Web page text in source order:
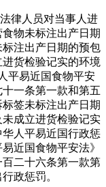
律人员对当事人进
物未标注出产日期
注出产日期的预包
货检验记实的环境
平易近国食物平安
一条第一款和第五
签未标注出产日期
成立进货检验记实
人平易近国行政惩
近国食物平安法》
二十六条第一款第
政惩罚。